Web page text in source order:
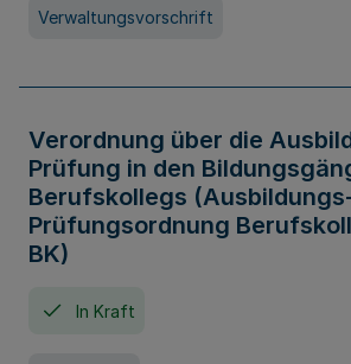
Verwaltungsvorschrift
Verordnung über die
Prüfung in den
Berufskollegs
Prüfungsordnung
BK)
In Kraft